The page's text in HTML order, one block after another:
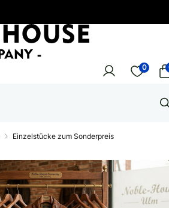
0
Einzelstücke zum Sonderpreis